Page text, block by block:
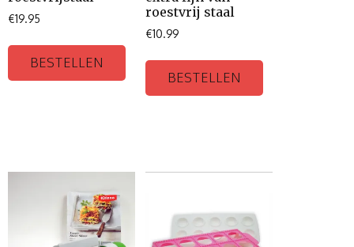
€19.95
BESTELLEN
roestvrij staal
€10.99
BESTELLEN